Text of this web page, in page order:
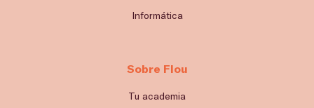
Informática
Sobre Flou
Tu academia